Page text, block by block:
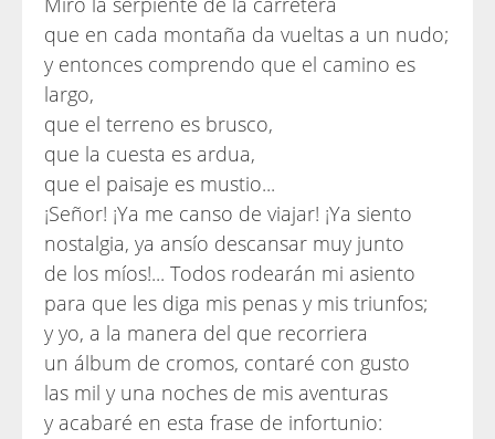
que en cada montaña da vueltas a un nudo;
y entonces comprendo que el camino es
largo,
que el terreno es brusco,
que la cuesta es ardua,
que el paisaje es mustio...
¡Señor! ¡Ya me canso de viajar! ¡Ya siento
nostalgia, ya ansío descansar muy junto
de los míos!... Todos rodearán mi asiento
para que les diga mis penas y mis triunfos;
y yo, a la manera del que recorriera
un álbum de cromos, contaré con gusto
las mil y una noches de mis aventuras
y acabaré en esta frase de infortunio: